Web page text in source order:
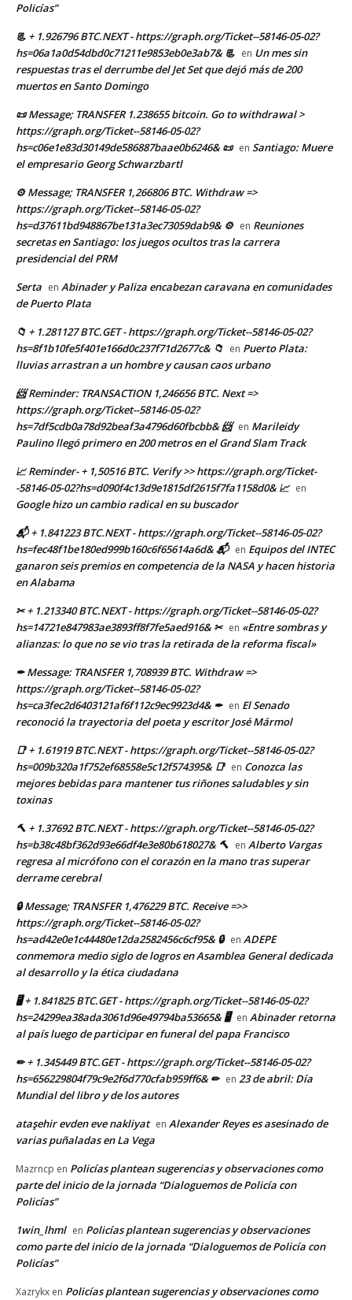
Policías”
📃 + 1.926796 BTC.NEXT - https://graph.org/Ticket--58146-05-02?
hs=06a1a0d54dbd0c71211e9853eb0e3ab7& 📃 en Un mes sin
respuestas tras el derrumbe del Jet Set que dejó más de 200
muertos en Santo Domingo
📜 Message; TRANSFER 1.238655 bitcoin. Go to withdrawal >
https://graph.org/Ticket--58146-05-02?
hs=c06e1e83d30149de586887baae0b6246& 📜 en Santiago: Muere
el empresario Georg Schwarzbartl
⚙ Message; TRANSFER 1,266806 BTC. Withdraw =>
https://graph.org/Ticket--58146-05-02?
hs=d37611bd948867be131a3ec73059dab9& ⚙ en Reuniones
secretas en Santiago: los juegos ocultos tras la carrera
presidencial del PRM
Serta en Abinader y Paliza encabezan caravana en comunidades
de Puerto Plata
📁 + 1.281127 BTC.GET - https://graph.org/Ticket--58146-05-02?
hs=8f1b10fe5f401e166d0c237f71d2677c& 📁 en Puerto Plata:
lluvias arrastran a un hombre y causan caos urbano
📨 Reminder: TRANSACTION 1,246656 BTC. Next =>
https://graph.org/Ticket--58146-05-02?
hs=7df5cdb0a78d92beaf3a4796d60fbcbb& 📨 en Marileidy
Paulino llegó primero en 200 metros en el Grand Slam Track
📈 Reminder- + 1,50516 BTC. Verify >> https://graph.org/Ticket-
-58146-05-02?hs=d090f4c13d9e1815df2615f7fa1158d0& 📈 en
Google hizo un cambio radical en su buscador
📬 + 1.841223 BTC.NEXT - https://graph.org/Ticket--58146-05-02?
hs=fec48f1be180ed999b160c6f65614a6d& 📬 en Equipos del INTEC
ganaron seis premios en competencia de la NASA y hacen historia
en Alabama
✂ + 1.213340 BTC.NEXT - https://graph.org/Ticket--58146-05-02?
hs=14721e847983ae3893ff8f7fe5aed916& ✂ en «Entre sombras y
alianzas: lo que no se vio tras la retirada de la reforma fiscal»
✒ Message: TRANSFER 1,708939 BTC. Withdraw =>
https://graph.org/Ticket--58146-05-02?
hs=ca3fec2d6403121af6f112c9ec9923d4& ✒ en El Senado
reconoció la trayectoria del poeta y escritor José Mármol
📑 + 1.61919 BTC.NEXT - https://graph.org/Ticket--58146-05-02?
hs=009b320a1f752ef68558e5c12f574395& 📑 en Conozca las
mejores bebidas para mantener tus riñones saludables y sin
toxinas
🔨 + 1.37692 BTC.NEXT - https://graph.org/Ticket--58146-05-02?
hs=b38c48bf362d93e66df4e3e80b618027& 🔨 en Alberto Vargas
regresa al micrófono con el corazón en la mano tras superar
derrame cerebral
🔒 Message; TRANSFER 1,476229 BTC. Receive =>>
https://graph.org/Ticket--58146-05-02?
hs=ad42e0e1c44480e12da2582456c6cf95& 🔒 en ADEPE
conmemora medio siglo de logros en Asamblea General dedicada
al desarrollo y la ética ciudadana
🖥 + 1.841825 BTC.GET - https://graph.org/Ticket--58146-05-02?
hs=24299ea38ada3061d96e49794ba53665& 🖥 en Abinader retorna
al país luego de participar en funeral del papa Francisco
✏ + 1.345449 BTC.GET - https://graph.org/Ticket--58146-05-02?
hs=656229804f79c9e2f6d770cfab959ff6& ✏ en 23 de abril: Día
Mundial del libro y de los autores
ataşehir evden eve nakliyat en Alexander Reyes es asesinado de
varias puñaladas en La Vega
Mazrncp en Policías plantean sugerencias y observaciones como
parte del inicio de la jornada “Dialoguemos de Policía con
Policías”
1win_lhml en Policías plantean sugerencias y observaciones
como parte del inicio de la jornada “Dialoguemos de Policía con
Policías”
Xazrykx en Policías plantean sugerencias y observaciones como